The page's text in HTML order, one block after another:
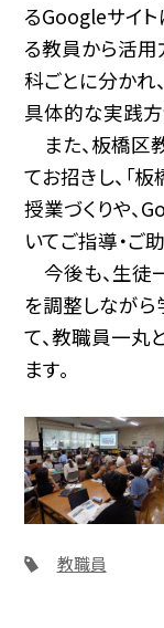
るGoogleサイ
る教員から活用
科ごとに分かれ
具体的な実践方
また、板橋区
てお招きし、「
授業づくりや、
いてご指導・ご
今後も、生徒
を調整しなが
て、教職員一丸
ます。
教職員